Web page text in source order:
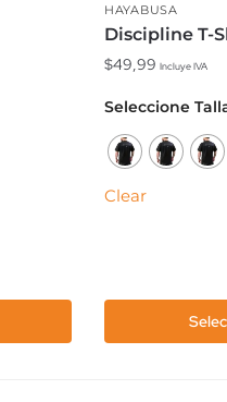
HAYABUSA
Discipline T-
$49,99 Incluye IVA
Este
tiene
variantes.
pueden
elegir
Seleccione
Clear